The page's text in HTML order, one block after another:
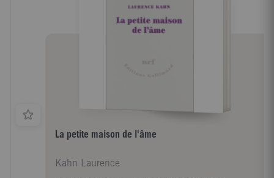
La petite maison de l'âme
Kahn Laurence